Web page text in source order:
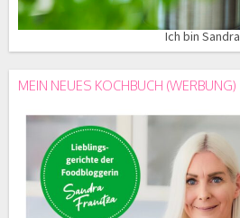
Ich bin Sandra
MEIN NEUES KOCHBUCH (WERBUNG)